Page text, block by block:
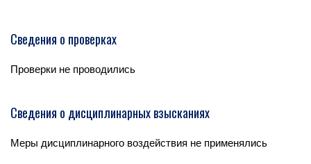
Сведения о проверках
Проверки не проводились
Сведения о дисциплинарных взысканиях
Меры дисциплинарного воздействия не применялись